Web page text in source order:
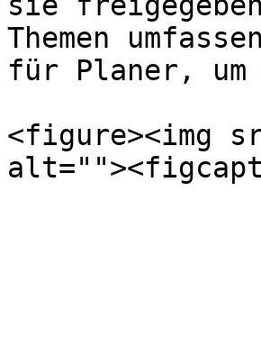
Themen
für Planer, um
<figure><img